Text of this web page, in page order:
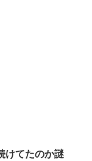
けてたのか謎